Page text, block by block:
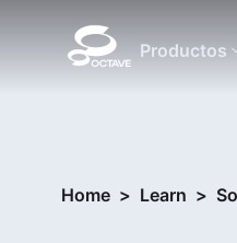
Productos
Home > Learn >